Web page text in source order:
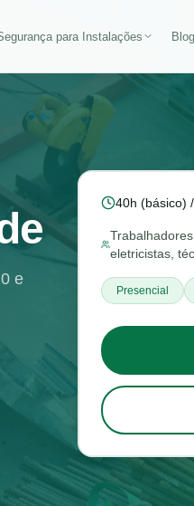
para Instalações Blog
e
40h (básico)
eletricistas,
Presencial